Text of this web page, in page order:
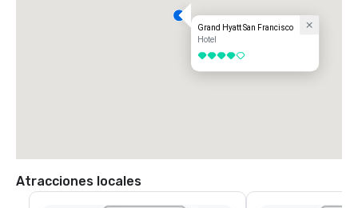
Grand Hyatt San Francisco
Hotel
4 de 5
Atracciones locales